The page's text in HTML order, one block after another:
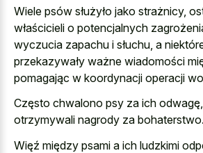
Wiele psów służyło jako strażnicy,
właścicieli o potencjalnych
wyczucia zapachu i słuchu, a
przekazywały ważne wiadomości
pomagając w koordynacji operacji
Często chwalono psy za ich
otrzymywali nagrody za bohaterstwo.
Więź między psami a ich ludzkimi